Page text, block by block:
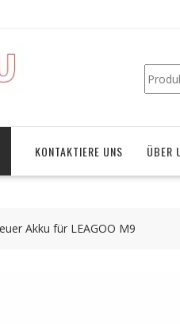
Suchen
KONTAKTIERE UNS ÜBER
Akku für LEAGOO M9